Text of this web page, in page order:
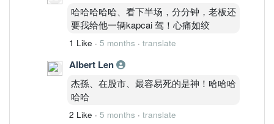
哈哈哈哈哈、看下半场，分分钟，老板还
要我给他一辆kapcai 驾！心痛如绞
1 Like · 5 months · translate
Albert Len
杰孫、在股市、最容易死的是神！哈哈哈
哈哈
2 Like · 5 months · translate